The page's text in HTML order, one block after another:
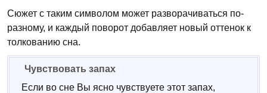
Сюжет с таким символом может разворачиваться по-
разному, и каждый поворот добавляет новый оттенок к
толкованию сна.
Чувствовать запах
Если во сне Вы ясно чувствуете этот запах,